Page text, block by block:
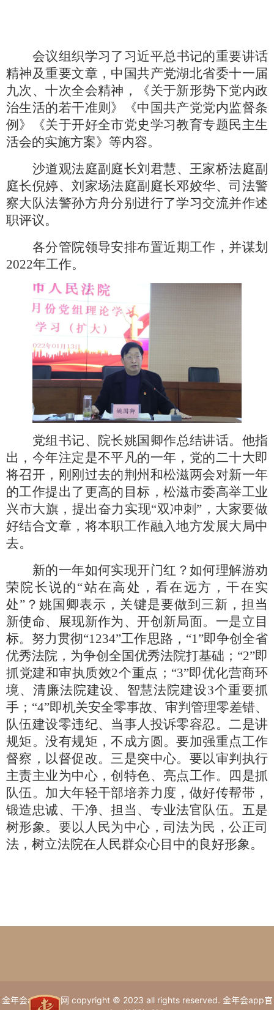
会议组织学习了习近平总书记的重要讲话
精神及重要文章，中国共产党湖北省委十一届
九次、十次全会精神，《关于新形势下党内政
治生活的若干准则》《中国共产党党内监督条
例》《关于开好全市党史学习教育专题民主生
活会的实施方案》等内容。
沙道观法庭副庭长刘君慧、王家桥法庭副
庭长倪婷、刘家场法庭副庭长邓姣华、司法警
察大队法警孙方舟分别进行了学习交流并作述
职评议。
各分管院领导安排布置近期工作，并谋划
2022年工作。
党组书记、院长姚国卿作总结讲话。他指
出，今年注定是不平凡的一年，党的二十大即
将召开，刚刚过去的荆州和松滋两会对新一年
的工作提出了更高的目标，松滋市委高举工业
兴市大旗，提出奋力实现“双冲刺”，大家要做
好结合文章，将本职工作融入地方发展大局中
去。
新的一年如何实现开门红？如何理解游劝
荣院长说的“站在高处，看在远方，干在实
处”？姚国卿表示，关键是要做到三新，担当
新使命、展现新作为、开创新局面。一是立目
标。努力贯彻“1234”工作思路，“1”即争创全省
优秀法院，为争创全国优秀法院打基础；“2”即
抓党建和审执质效2个重点；“3”即优化营商环
境、清廉法院建设、智慧法院建设3个重要抓
手；“4”即机关安全零事故、审判管理零差错、
队伍建设零违纪、当事人投诉零容忍。二是讲
规矩。没有规矩，不成方圆。要加强重点工作
督察，以督促改。三是突中心。要以审判执行
主责主业为中心，创特色、亮点工作。四是抓
队伍。加大年轻干部培养力度，做好传帮带，
锻造忠诚、干净、担当、专业法官队伍。五是
树形象。要以人民为中心，司法为民，公正司
法，树立法院在人民群众心目中的良好形象。
金年会app官方网 copyright © 2023 all rights reserved. 金年会app官